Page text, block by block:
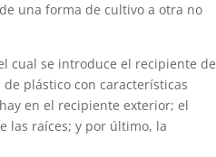
una forma de cultivo a otra no
cual se introduce el recipiente de
plástico con características
en el recipiente exterior; el
las raíces; y por último, la